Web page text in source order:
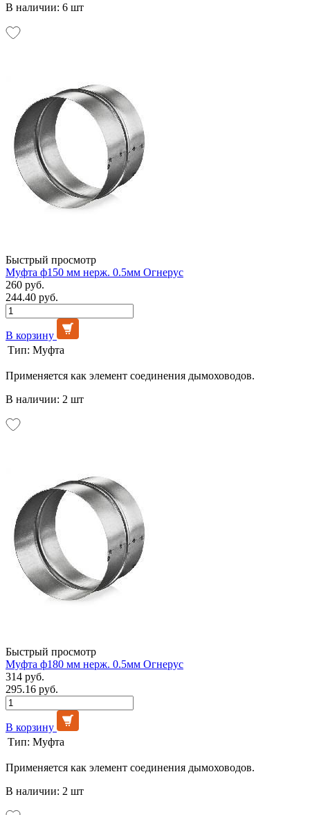
В наличии: 6 шт
Быстрый просмотр
Муфта ф150 мм нерж. 0.5мм Огнерус
260 руб.
244.40 руб.
В корзину
Тип: Муфта
Применяется как элемент соединения дымоховодов.
В наличии: 2 шт
Быстрый просмотр
Муфта ф180 мм нерж. 0.5мм Огнерус
314 руб.
295.16 руб.
В корзину
Тип: Муфта
Применяется как элемент соединения дымоховодов.
В наличии: 2 шт